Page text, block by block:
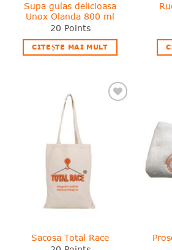
Supa gulas delicioasa
Unox Olanda 800 ml
20 Points
CITEȘTE MAI MULT
Sacosa Total Race